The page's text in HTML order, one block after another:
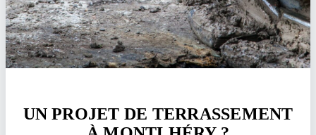
UN PROJET DE TERRASSEMENT